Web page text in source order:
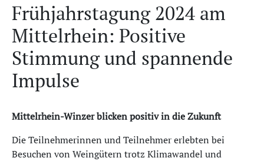
Frühjahrstagung 2024 am
Mittelrhein: Positive
Stimmung und spannende
Impulse
Mittelrhein-Winzer blicken positiv in die Zukunft
Die Teilnehmerinnen und Teilnehmer erlebten bei
Besuchen von Weingütern trotz Klimawandel und